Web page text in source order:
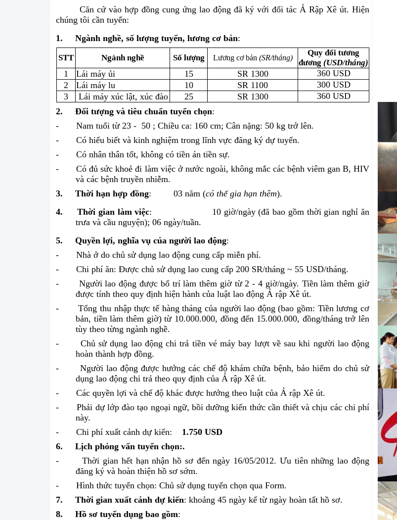
Căn cứ vào hợp đồng cung ứng lao động đã ký với đối tác Ả Rập Xê út. Hiện
chúng tôi cần tuyển:
1.
Ngành nghề, số lượng tuyển, lương cơ bản:
STT Ngành nghề Số lượng Lương cơ bản (SR/tháng)
Quy đổi tương
đương (USD/tháng)
1 Lái máy ủi 15 SR 1300
360 USD
2
Lái máy lu 10 SR 1100
300 USD
3
Lái máy xúc lật, xúc đào 25 SR 1300
360 USD
2.
Đối tượng và tiêu chuẩn tuyển chọn:
-
Nam tuổi từ 23 - 50 ; Chiều ca: 160 cm; Cân nặng: 50 kg trở lên.
-
Có hiểu biết và kinh nghiệm trong lĩnh vực đăng ký dự tuyển.
-
Có nhân thân tốt, không có tiền án tiền sự.
-
Có đủ sức khoẻ đi làm việc ở nước ngoài, không mắc các bệnh viêm gan B, HIV
và các bệnh truyền nhiễm.
3.
Thời hạn hợp đồng: 03 năm (có thể gia hạn thêm).
4.
Thời gian làm việc:
10 giờ/ngày (đã bao gồm thời gian nghỉ ăn
trưa và cầu nguyện); 06 ngày/tuần.
5.
Quyền lợi, nghĩa vụ của người lao động:
-
Nhà ở do chủ sử dụng lao động cung cấp miễn phí.
-
Chi phí ăn: Được chủ sử dụng lao cung cấp 200 SR/tháng ~ 55 USD/tháng.
-
Người lao động được bố trí làm thêm giờ từ 2 - 4 giờ/ngày. Tiền làm thêm giờ
được tính theo quy định hiện hành của luật lao động Ả rập Xê út.
-
Tổng thu nhập thực tế hàng tháng của người lao động (bao gồm: Tiền lương cơ
bản, tiền làm thêm giờ) từ 10.000.000, đồng đến 15.000.000, đồng/tháng trở lên
tùy theo từng ngành nghề.
-
Chủ sử dụng lao động chi trả tiền vé máy bay lượt về sau khi người lao động
hoàn thành hợp đồng.
-
Người lao động được hưởng các chế độ khám chữa bệnh, bảo hiểm do chủ sử
dụng lao động chi trả theo quy định của Ả rập Xê út.
-
Các quyền lợi và chế độ khác được hưởng theo luật của Ả rập Xê út.
-
Phải dự lớp đào tạo ngoại ngữ, bồi dưỡng kiến thức cần thiết và chịu các chi phí
này.
-
Chi phí xuất cảnh dự kiến:
1.750 USD
6.
Lịch phỏng vấn tuyển chọn:.
-
Thời gian hết hạn nhận hồ sơ đến ngày 16/05/2012. Ưu tiên những lao động
đăng ký và hoàn thiện hồ sơ sớm.
-
Hình thức tuyển chọn: Chủ sử dụng tuyển chọn qua Form.
7.
Thời gian xuất cảnh dự kiến: khoảng 45 ngày kể từ ngày hoàn tất hồ sơ.
8.
Hồ sơ tuyển dụng bao gồm:
tô
Kỹ